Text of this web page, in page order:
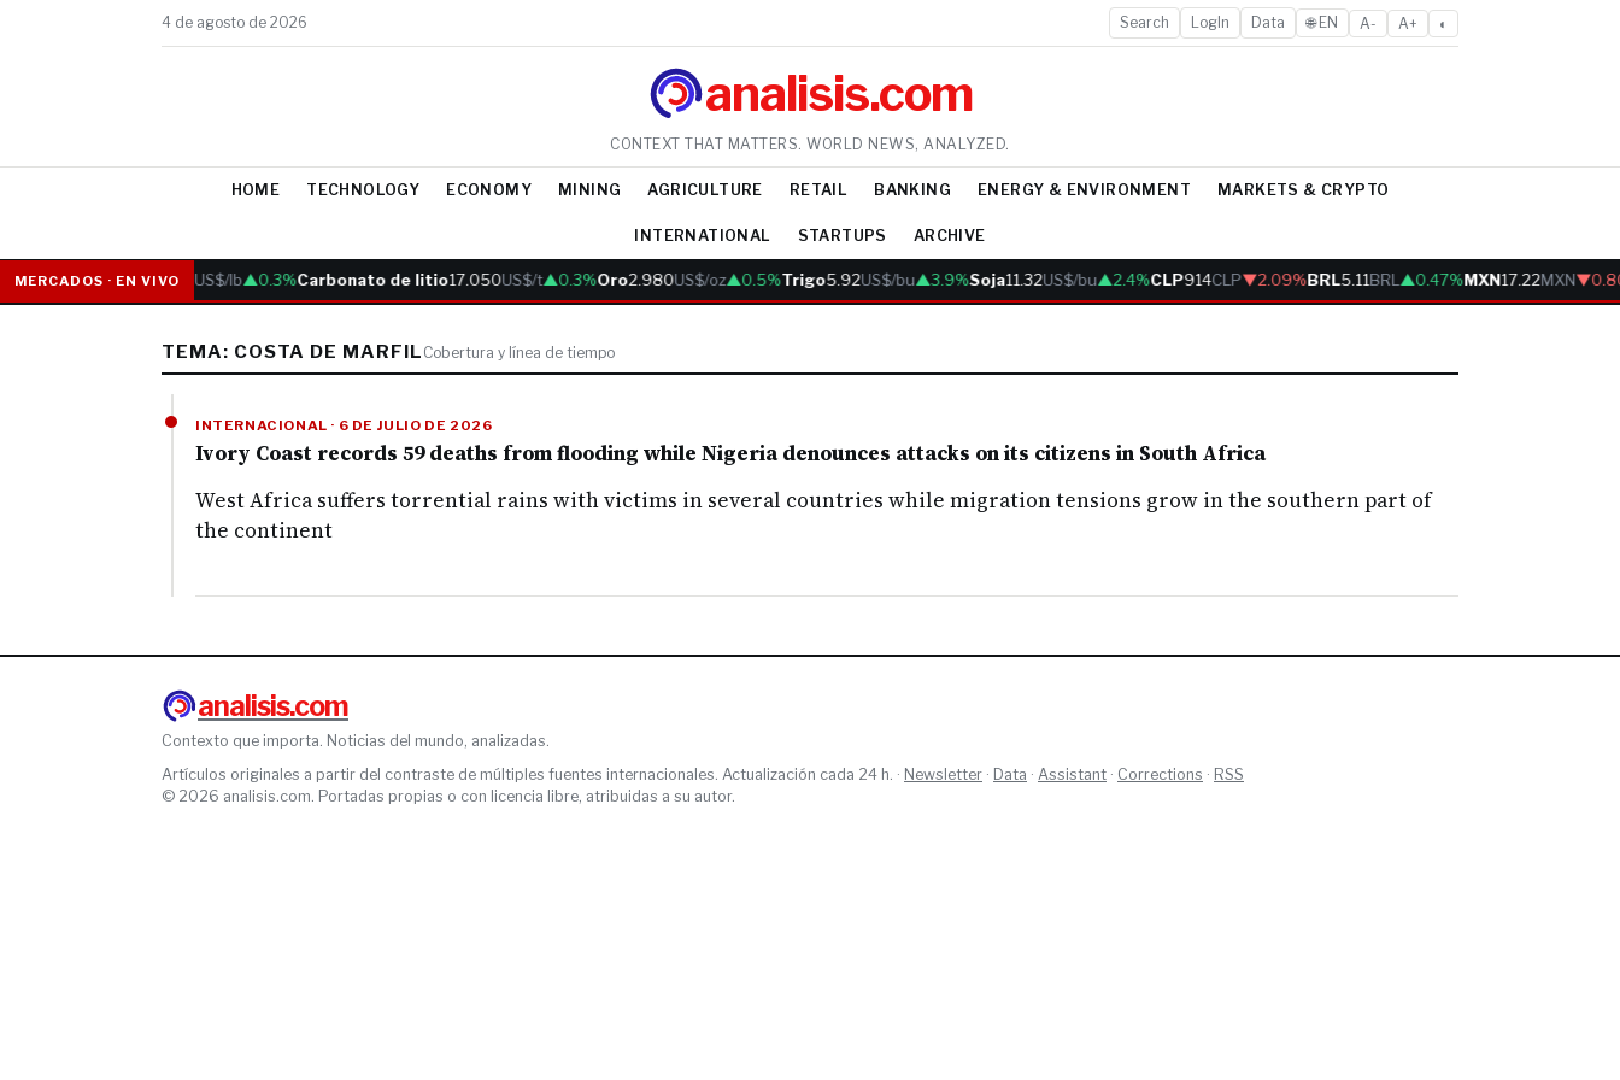
4 de agosto de 2026 Search LogIn Data 🌐 EN A- A+ ◐
analisis.com
CONTEXT THAT MATTERS. WORLD NEWS, ANALYZED.
HOME TECHNOLOGY ECONOMY MINING AGRICULTURE RETAIL BANKING ENERGY & ENVIRONMENT MARKETS & CRYPTO
INTERNATIONAL STARTUPS ARCHIVE
MERCADOS · EN VIVO
Cobre6.05 US$/lb▲0.3%Carbonato de litio17.050US$/t▲0.3%Oro2.980US$/oz▲0.5%Trigo5.92US$/bu▲3.9%Soja11.32US$/bu▲2.4%CLP914CLP▼2.09%BRL5.11BRL▲0.47%MXN17.22MXN
TEMA: COSTA DE MARFIL Cobertura y línea de tiempo
INTERNACIONAL · 6 DE JULIO DE 2026
Ivory Coast records 59 deaths from flooding while Nigeria denounces attacks on its citizens in South Africa
West Africa suffers torrential rains with victims in several countries while migration tensions grow in the southern part of
the continent
analisis.com
Contexto que importa. Noticias del mundo, analizadas.
Artículos originales a partir del contraste de múltiples fuentes internacionales. Actualización cada 24 h. · Newsletter · Data · Assistant · Corrections · RSS
© 2026 analisis.com. Portadas propias o con licencia libre, atribuidas a su autor.